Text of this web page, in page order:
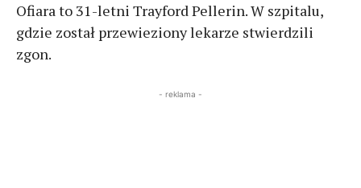
Ofiara to 31-letni Trayford Pellerin. W szpitalu,
gdzie został przewieziony lekarze stwierdzili
zgon.
- reklama -